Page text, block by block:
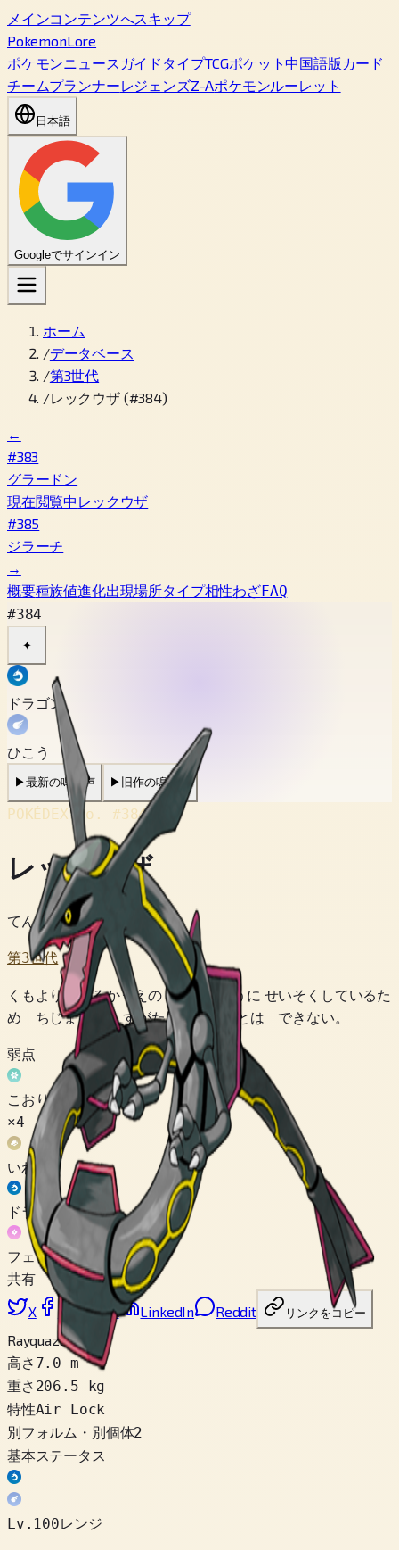
メインコンテンツへスキップ
PokemonLore
ポケモンニュース ガイド タイプTCGポケット中国語版カード
チームプランナーレジェンズZ-Aポケモンルーレット
日本語
Googleでサインイン
ホーム
/データベース
/第3世代
/レックウザ (#384)
←
#383
グラードン
現在閲覧中 レックウザ
#385
ジラーチ
→
概要種族値進化出現場所タイプ相性わざFAQ
#384
✦
ドラゴン
ひこう
▶最新の鳴き声 ▶ 旧作の鳴き声
POKÉDEX No. #384
レックウザ
てんくうポケモン
第3世代
くもより はるかうえの オゾンそうに せいそくしているた
め ちじょうから すがたを みることは できない。
弱点
こおり
×4
いわ
ドラゴン
フェアリー
共有
X
Facebook LinkedIn Reddit リンクをコピー
RayquazaMega
高さ 7.0 m
重さ 206.5 kg
特性Air Lock
別フォルム・別個体2
基本ステータス
Lv.100レンジ